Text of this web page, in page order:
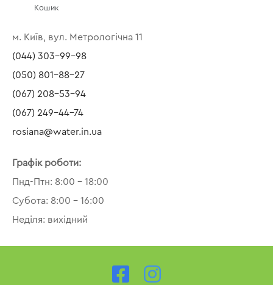
Кошик
м. Київ, вул. Метрологічна 11
(044) 303-99-98
(050) 801-88-27
(067) 208-53-94
(067) 249-44-74
rosiana@water.in.ua
Графік роботи:
Пнд-Птн: 8:00 – 18:00
Субота: 8:00 – 16:00
Неділя: вихідний